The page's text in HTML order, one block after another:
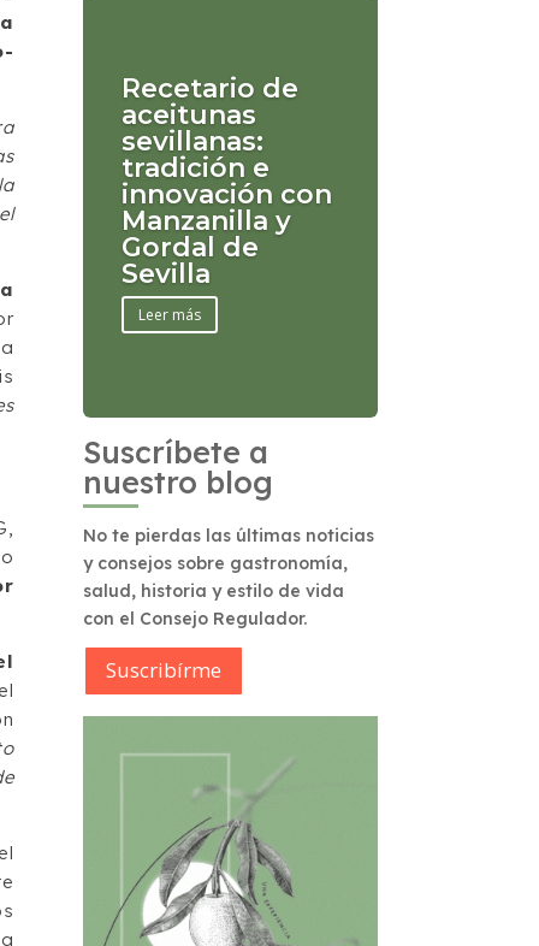
Recetario de
aceitunas
sevillanas:
tradición e
innovación con
Manzanilla y
Gordal de
Sevilla
Leer más
Suscríbete a
nuestro blog
No te pierdas las últimas noticias
y consejos sobre gastronomía,
salud, historia y estilo de vida
con el Consejo Regulador.
Suscribírme